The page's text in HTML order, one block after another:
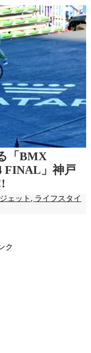
「BMX
FINAL」神戸
ェット , ライフスタイ
ク